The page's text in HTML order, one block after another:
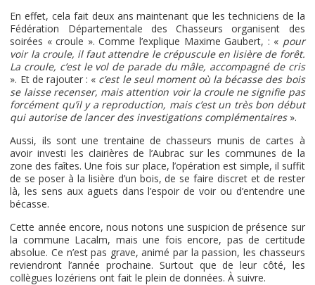
En effet, cela fait deux ans maintenant que les techniciens de la
Fédération Départementale des Chasseurs organisent des
soirées « croule ». Comme l’explique Maxime Gaubert, : « pour
voir la croule, il faut attendre le crépuscule en lisière de forêt.
La croule, c’est le vol de parade du mâle, accompagné de cris
». Et de rajouter : « c’est le seul moment où la bécasse des bois
se laisse recenser, mais attention voir la croule ne signifie pas
forcément qu’il y a reproduction, mais c’est un très bon début
qui autorise de lancer des investigations complémentaires».
Aussi, ils sont une trentaine de chasseurs munis de cartes à
avoir investi les clairières de l’Aubrac sur les communes de la
zone des faîtes. Une fois sur place, l’opération est simple, il suffit
de se poser à la lisière d’un bois, de se faire discret et de rester
là, les sens aux aguets dans l’espoir de voir ou d’entendre une
bécasse.
Cette année encore, nous notons une suspicion de présence sur
la commune Lacalm, mais une fois encore, pas de certitude
absolue. Ce n’est pas grave, animé par la passion, les chasseurs
reviendront l’année prochaine. Surtout que de leur côté, les
collègues lozériens ont fait le plein de données. À suivre.